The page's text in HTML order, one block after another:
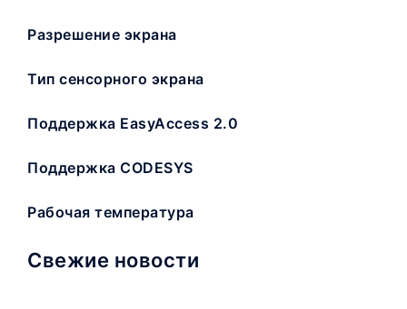
Разрешение экрана
Тип сенсорного экрана
Поддержка EasyAccess 2.0
Поддержка CODESYS
Рабочая температура
Свежие новости